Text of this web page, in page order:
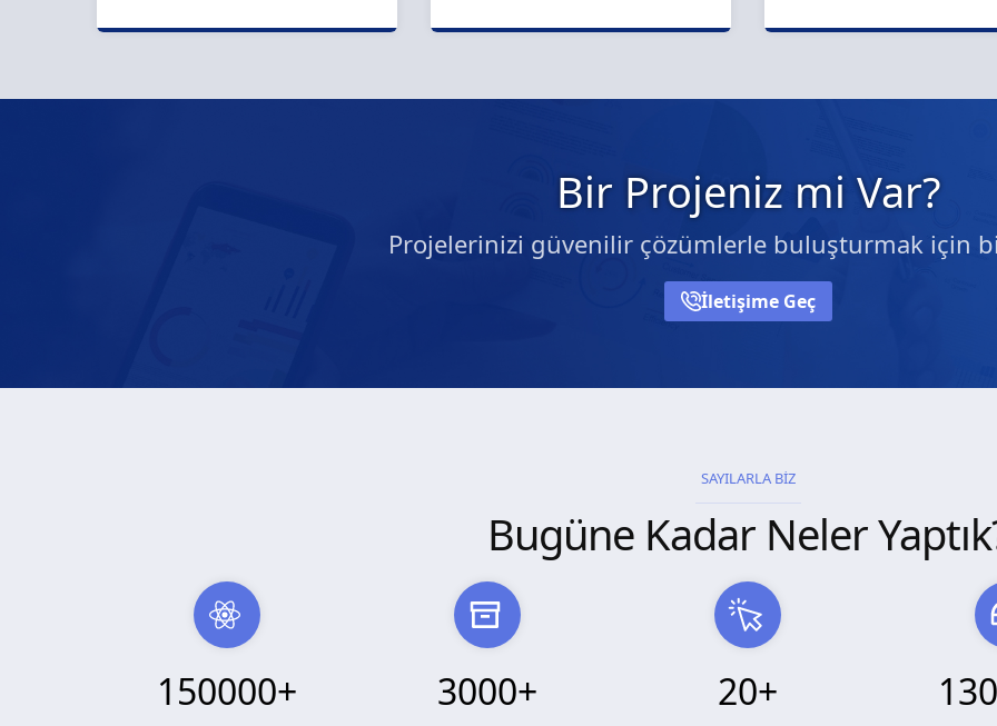
Bir Projeniz mi Var?
Projelerinizi güvenilir çözümlerle buluşturmak için
İletişime Geç
SAYILARLA BİZ
Bugüne Kadar Neler
150000+ 3000+ 20+